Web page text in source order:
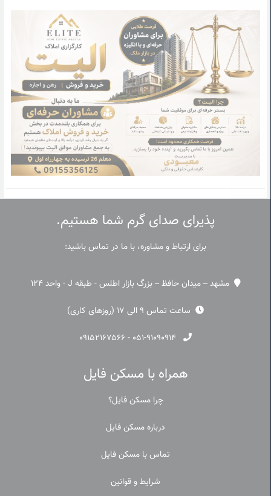
پذیرای صدای گرم شما هستیم.
برای ارتباط و مشاوره، با ما در تماس باشید:
مشهد – میدان حافظ – بزرگ بازار اطلس - طبقه J - واحد 124
ساعت تماس 9 الی 17 (روزهای کاری)
۰۵۱-۹۱۰۹۰۹۱۴ - ۰۹۱۵۲۱۶۷۵۶۶
همراه با مسکن فایل
چرا مسکن فایل؟
درباره مسکن فایل
تماس با مسکن فایل
شرایط و قوانین